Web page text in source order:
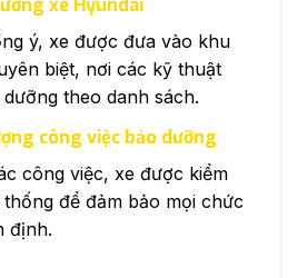
xe Hyundai
ý, xe được đưa vào khu
biệt, nơi các kỹ thuật
theo danh sách.
công việc bảo dưỡng
công việc, xe được kiểm
để đảm bảo mọi chức
định.